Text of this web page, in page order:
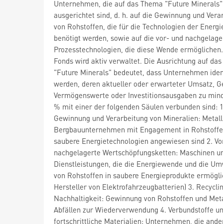
Unternehmen, die auf das Thema "Future Minerals"
ausgerichtet sind, d. h. auf die Gewinnung und
von Rohstoffen, die für die Technologien der
benötigt werden, sowie auf die vor- und
Prozesstechnologien, die diese Wende
Fonds wird aktiv verwaltet. Die Ausrichtung auf
"Future Minerals" bedeutet, dass Unternehmen
werden, deren aktueller oder erwarteter Umsatz,
Vermögenswerte oder Investitionsausgaben zu
% mit einer der folgenden Säulen verbunden sind:
Gewinnung und Verarbeitung von Mineralien:
Bergbauunternehmen mit Engagement in
saubere Energietechnologien angewiesen sind 2.
nachgelagerte Wertschöpfungsketten: Maschinen
Dienstleistungen, die die Energiewende und die
von Rohstoffen in saubere Energieprodukte
Hersteller von Elektrofahrzeugbatterien) 3.
Nachhaltigkeit: Gewinnung von Rohstoffen und
Abfällen zur Wiederverwendung 4. Verbundstoffe
fortschrittliche Materialien: Unternehmen, die